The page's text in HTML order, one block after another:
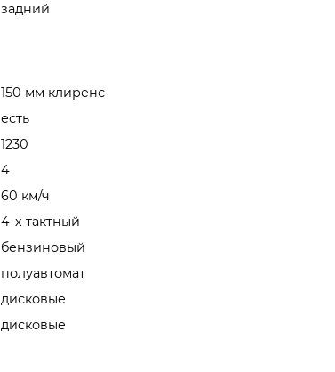
задний
150 мм клиренс
есть
1230
4
60 км/ч
4-х тактный
бензиновый
полуавтомат
дисковые
дисковые